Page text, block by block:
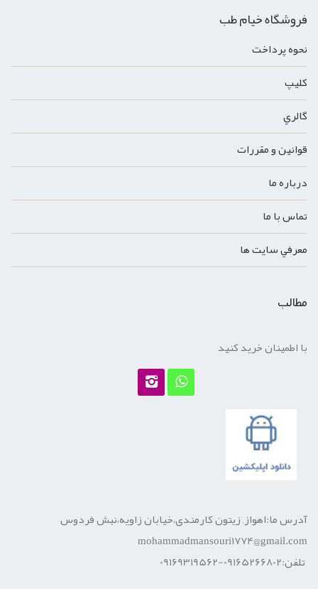
فروشگاه خیام طب
نحوه پرداخت
کليپ
گالري
قوانين و مقررات
درباره ما
تماس با ما
معرفي سايت ها
مطالب
با اطمینان خرید کنید
آدرس ما:اهواز, زیتون کارمندی،خیابان زاویه،نبش فردوس
mohammadmansouri1774@gmail.com
تلفن:09165266802-09169319562